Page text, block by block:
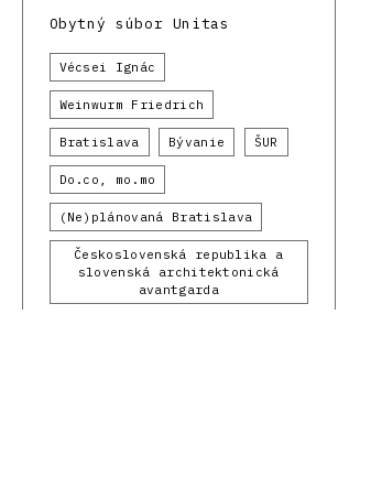
Obytný súbor Unitas
Vécsei Ignác
Weinwurm Friedrich
Bratislava Bývanie ŠUR
Do.co, mo.mo
(Ne)plánovaná Bratislava
Československá republika a
slovenská architektonická
avantgarda